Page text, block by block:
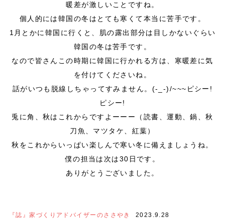
暖差が激しいことですね。
個人的には韓国の冬はとても寒くて本当に苦手です。
1月とかに韓国に行くと、肌の露出部分は目しかないぐらい
韓国の冬は苦手です。
なので皆さんこの時期に韓国に行かれる方は、寒暖差に気
を付けてくださいね。
話がいつも脱線しちゃってすみません。(-_-)/~~~ピシー!
ピシー!
兎に角、秋はこれからですよーーー（読書、運動、鍋、秋
刀魚、マツタケ、紅葉）
秋をこれからいっぱい楽しんで寒い冬に備えましょうね。
僕の担当は次は30日です。
ありがとうございました。
『誌』家づくりアドバイザーのささやき 2023.9.28